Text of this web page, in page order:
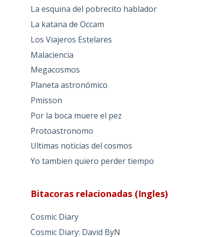
La esquina del pobrecito hablador
La katana de Occam
Los Viajeros Estelares
Malaciencia
Megacosmos
Planeta astronómico
Pmisson
Por la boca muere el pez
Protoastronomo
Ultimas noticias del cosmos
Yo tambien quiero perder tiempo
Bitacoras relacionadas (Ingles)
Cosmic Diary
Cosmic Diary: David ByN